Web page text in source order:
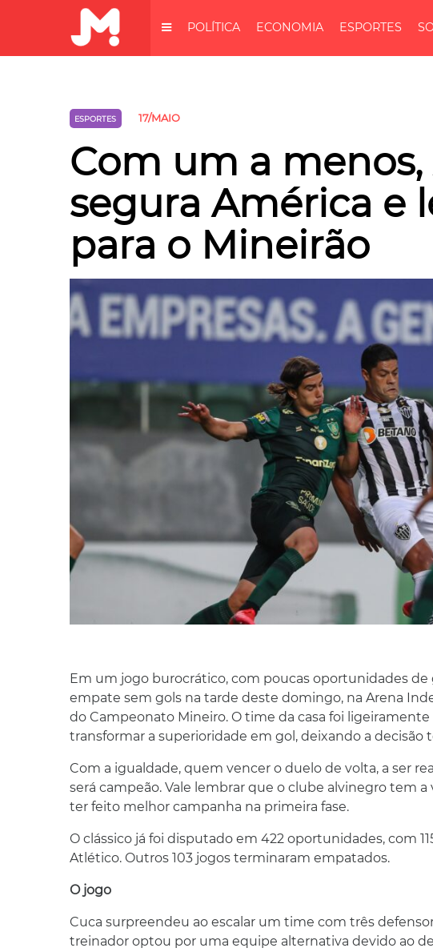
POLÍTICA ECONOMIA ESPORTES
ESPORTES 17/MAIO
Com um a
segura América e
para o Mineirão
Em um jogo burocrático, com poucas oportunidades
empate sem gols na tarde deste domingo, na Arena
do Campeonato Mineiro. O time da casa foi
transformar a superioridade em gol, deixando a
Com a igualdade, quem vencer o duelo de volta, a ser
será campeão. Vale lembrar que o clube alvinegro tem
ter feito melhor campanha na primeira fase.
O clássico já foi disputado em 422 oportunidades, com
Atlético. Outros 103 jogos terminaram empatados.
O jogo
Cuca surpreendeu ao escalar um time com três
treinador optou por uma equipe alternativa devido ao